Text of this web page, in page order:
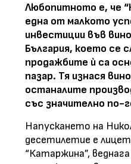
Любопитното е, че
една от малкото
инвестиции във
България, което се
продажбите ѝ са
пазар. Тя изнася
останалите
със значително по-
Напускането на
десетилетие е
“Катаржина”,